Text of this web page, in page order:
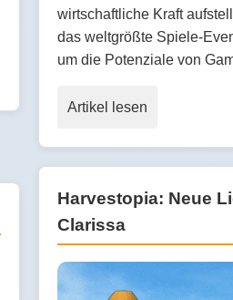
wirtschaftliche Kraft
das weltgrößte Spiele-
um die Potenziale von
Artikel lesen
Harvestopia: Neue
Clarissa